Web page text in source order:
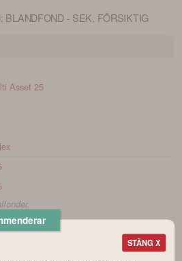
BLANDFOND - SEK, FÖRSIKTIG
Asset 25
Visa fler
STÄNG X